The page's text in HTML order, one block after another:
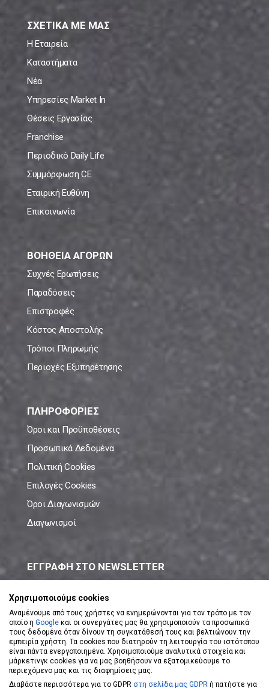
ΣΧΕΤΙΚΑ ΜΕ ΜΑΣ
Η Εταιρεία
Καταστήματα
Νέα
Υπηρεσίες Market In
Θέσεις Εργασίας
Franchise
Περιοδικό Daily Life
Συμμόρφωση CE
Εταιρική Ευθύνη
Επικοινωνία
ΒΟΗΘΕΙΑ ΑΓΟΡΩΝ
Συχνές Ερωτήσεις
Παραδόσεις
Επιστροφές
Κόστος Αποστολής
Τρόποι Πληρωμής
Περιοχές Εξυπηρέτησης
ΠΛΗΡΟΦΟΡΙΕΣ
Όροι και Προϋποθέσεις
Προσωπικά Δεδομένα
Πολιτική Cookies
Επιλογές Cookies
Όροι Διαγωνισμών
Διαγωνισμοί
ΕΓΓΡΑΦΗ ΣΤΟ NEWSLETTER
ΕΓΓΡΑΦΗ ΣΤΟ NEWSLETTER
Χρησιμοποιούμε cookies
Αναμένουμε από τους χρήστες να ενημερώνονται για τον τρόπο με τον
οποίο η Google και οι συνεργάτες μας θα χρησιμοποιούν τα προσωπικά
τους δεδομένα όταν δίνουν τη συγκατάθεσή τους και βελτιώνουν την
εμπειρία χρήστη. Τα cookies που διατηρούν τη λειτουργία του ιστότοπου
είναι πάντα ενεργοποιημένα. Χρησιμοποιούμε αναλυτικά στοιχεία και
μάρκετινγκ cookies για να μας βοηθήσουν να εξατομικεύουμε το
περιεχόμενο μας και τις διαφημίσεις μας.
Διαβάστε περισσότερα για το GDPR στη σελίδα μας GDPR ή πατήστε για